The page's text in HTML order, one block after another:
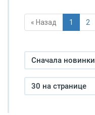
« Назад 1 2
Сначала новинки
30 на странице